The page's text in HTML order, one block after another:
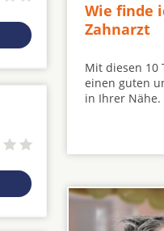
Wie finde
Zahnarzt
Mit diesen 10
einen guten
in Ihrer Nähe.